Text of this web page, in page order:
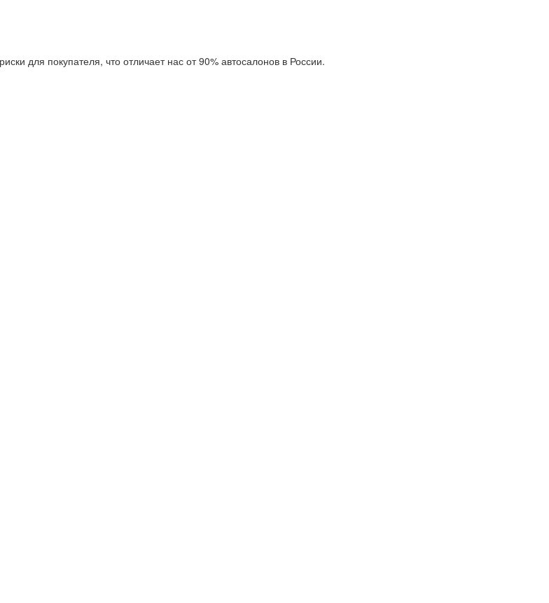
для покупателя, что отличает нас от 90% автосалонов в России.